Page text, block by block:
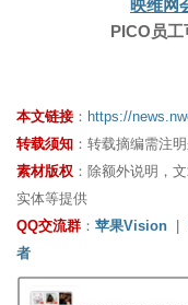
映维网
PICO员
本文链接 ： https://
转载须知 ：转载摘编需注
素材版权 ：除额外说明，
实体等提供
QQ交流群 ： 苹果Vision
者